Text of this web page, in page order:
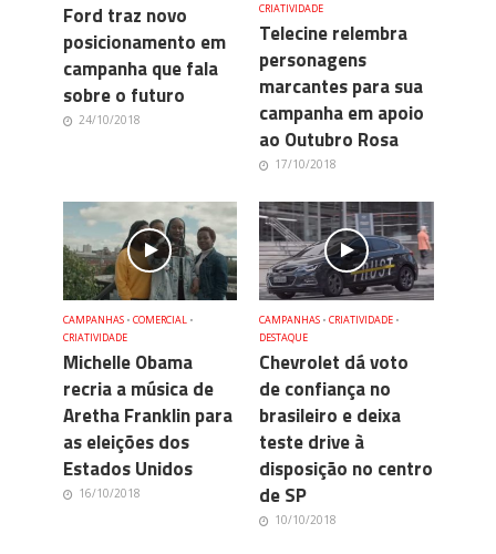
Ford traz novo
posicionamento em
campanha que fala
sobre o futuro
24/10/2018
CRIATIVIDADE
Telecine relembra
personagens
marcantes para sua
campanha em apoio
ao Outubro Rosa
17/10/2018
CAMPANHAS • COMERCIAL •
CRIATIVIDADE
Michelle Obama
recria a música de
Aretha Franklin para
as eleições dos
Estados Unidos
16/10/2018
CAMPANHAS • CRIATIVIDADE •
DESTAQUE
Chevrolet dá voto
de confiança no
brasileiro e deixa
teste drive à
disposição no centro
de SP
10/10/2018